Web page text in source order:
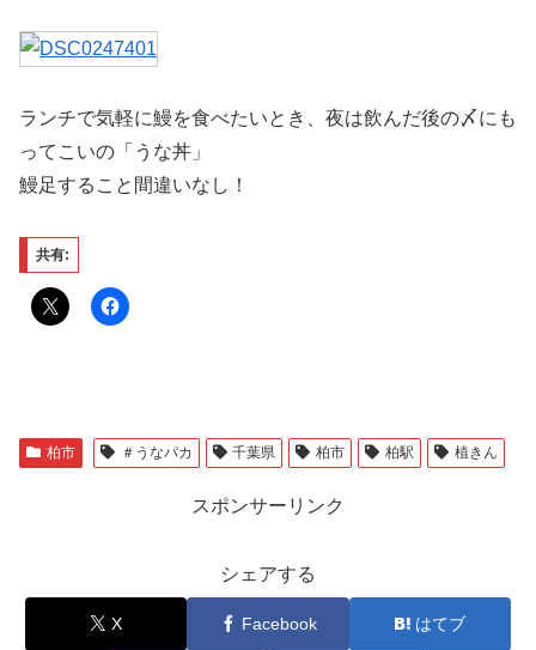
ランチで気軽に鰻を食べたいとき、夜は飲んだ後の〆にも
ってこいの「うな丼」
鰻足すること間違いなし！
共有:
柏市 ＃うなパカ 千葉県 柏市 柏駅 植きん
スポンサーリンク
シェアする
X Facebook はてブ